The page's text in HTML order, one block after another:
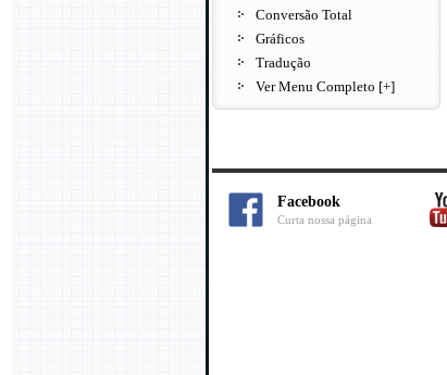
Conversão Total
Gráficos
Tradução
Ver Menu Completo [+]
Facebook
Curta nossa página